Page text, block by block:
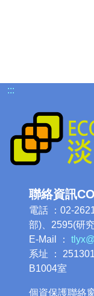
:::
聯絡資訊
電話 ：02-
部)、2595(研
E-Mail ：
系址 ：
B1004室
個資保護聯絡